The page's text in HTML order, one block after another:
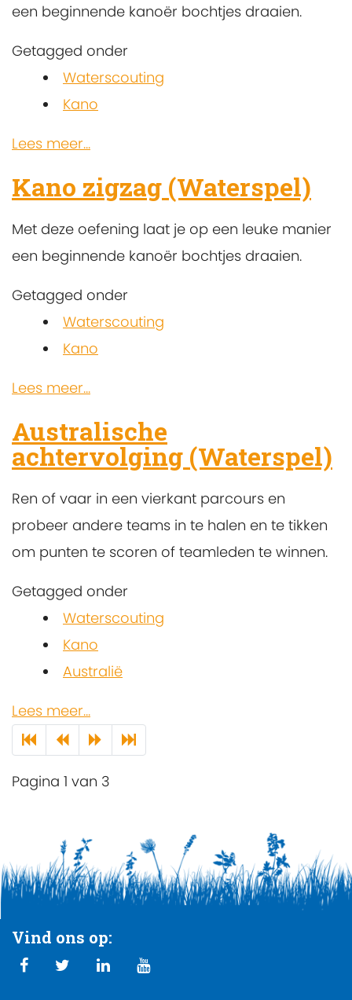
een beginnende kanoër bochtjes draaien.
Getagged onder
Waterscouting
Kano
Lees meer...
Kano zigzag (Waterspel)
Met deze oefening laat je op een leuke manier
een beginnende kanoër bochtjes draaien.
Getagged onder
Waterscouting
Kano
Lees meer...
Australische
achtervolging (Waterspel)
Ren of vaar in een vierkant parcours en
probeer andere teams in te halen en te tikken
om punten te scoren of teamleden te winnen.
Getagged onder
Waterscouting
Kano
Australië
Lees meer...
Pagina 1 van 3
Vind ons op: